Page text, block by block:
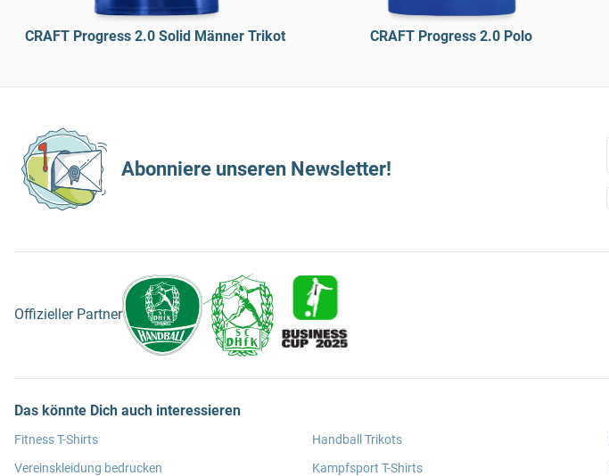
CRAFT Progress 2.0 Solid Männer Trikot CRAFT Progress 2.0 Polo
Abonniere unseren Newsletter!
Offizieller Partner
Das könnte Dich auch interessieren
Fitness T-Shirts
Vereinskleidung bedrucken
Handball Trikots
Kampfsport T-Shirts